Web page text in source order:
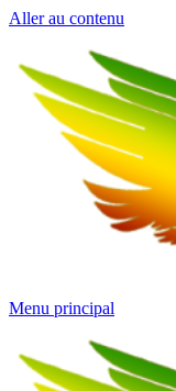
Aller au contenu
Menu principal